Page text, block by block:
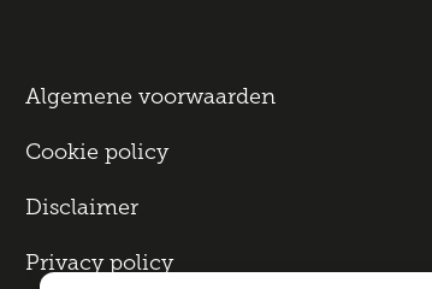
Algemene voorwaarden
Cookie policy
Disclaimer
Privacy policy